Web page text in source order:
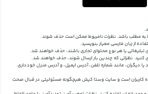
به مطلب باشد. نظرات نامربوط ممکن است حذف شوند.
از زبان فارسی معیار بنویسید.
تبلیغاتی یا هر نوع محتوای تجاری باشند، حذف خواهند شد.
کنید. نظراتی که چندین بار ارسال شوند، حذف خواهند شد.
دیگران، مانند شماره تلفن، آدرس ایمیل، و آدرس منزل خودداری
کاربران است و سایت وستا کیش هیچگونه مسئولیتی در قبال صحت